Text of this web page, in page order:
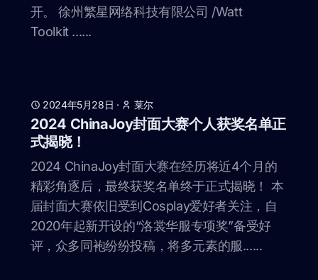
开。 徐州繁星网络科技有限公司 /Watt
Toolkit ......
2024年5月28日 · 莱尔
2024 ChinaJoy封面大赛个人获奖名单正
式揭晓！
2024 ChinaJoy封面大赛在经历将近4个月的
精彩角逐后，最终获奖名单终于正式揭晓！ 本
届封面大赛依旧受到Cosplay爱好者关注，自
2020年起新开设的“洛裳华服专项奖”备受好
评，众多同袍纷纷投稿，将多元素的服......